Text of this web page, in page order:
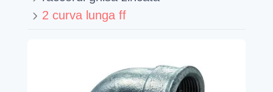
2 curva lunga ff